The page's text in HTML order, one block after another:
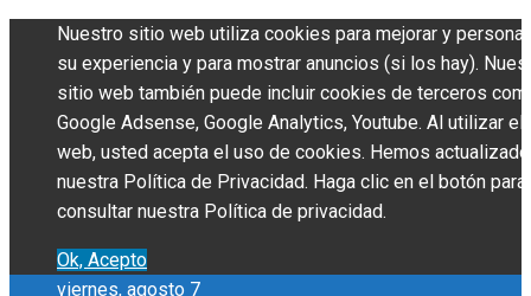
Nuestro sitio web utiliza cookies para mejorar y
su experiencia y para mostrar anuncios (si los hay).
sitio web también puede incluir cookies de terceros
Google Adsense, Google Analytics, Youtube. Al utilizar
web, usted acepta el uso de cookies. Hemos actualizado
nuestra Política de Privacidad. Haga clic en el botón para
consultar nuestra Política de privacidad.
Ok, Acepto
viernes, agosto 7